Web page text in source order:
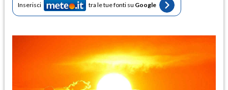
Inserisci tra le tue fonti su Google